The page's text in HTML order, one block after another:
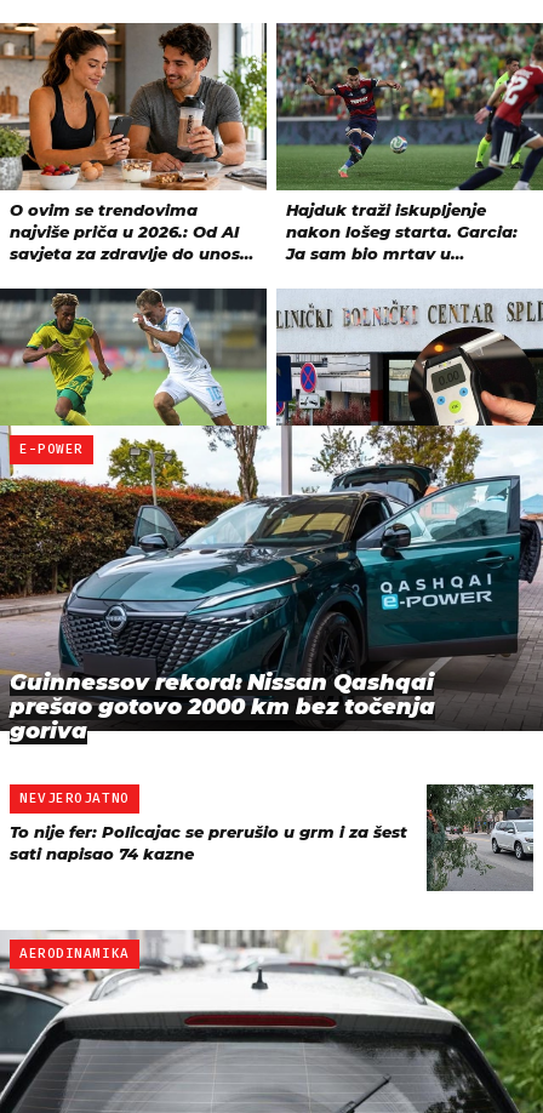
E-POWER
Guinnessov rekord: Nissan Qashqai
prešao gotovo 2000 km bez točenja
goriva
NEVJEROJATNO
To nije fer: Policajac se prerušio u grm i za šest
sati napisao 74 kazne
AERODINAMIKA